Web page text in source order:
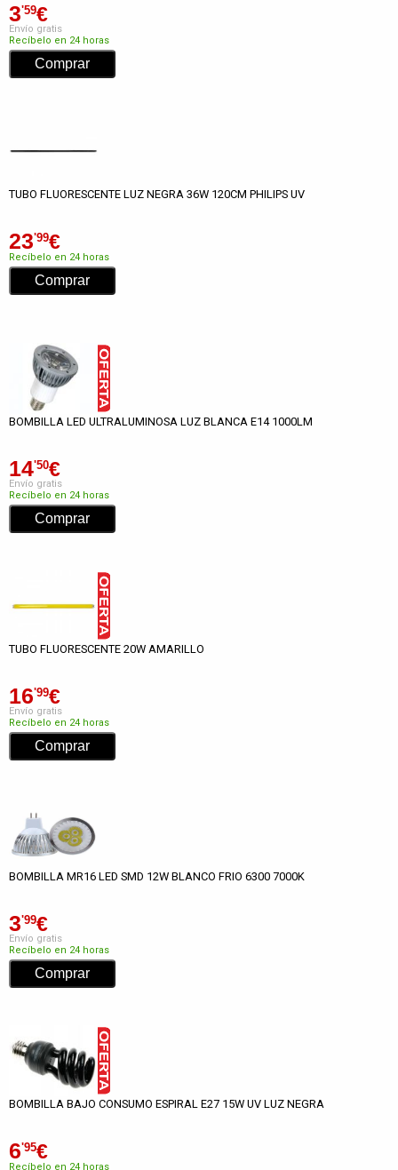
3'59€
Envío gratis
Recíbelo en 24 horas
TUBO FLUORESCENTE LUZ NEGRA 36W 120CM PHILIPS UV
23'99€
Recíbelo en 24 horas
BOMBILLA LED ULTRALUMINOSA LUZ BLANCA E14 1000LM
14'50€
Envío gratis
Recíbelo en 24 horas
TUBO FLUORESCENTE 20W AMARILLO
16'99€
Envío gratis
Recíbelo en 24 horas
BOMBILLA MR16 LED SMD 12W BLANCO FRIO 6300 7000K
3'99€
Envío gratis
Recíbelo en 24 horas
BOMBILLA BAJO CONSUMO ESPIRAL E27 15W UV LUZ NEGRA
6'95€
Recíbelo en 24 horas